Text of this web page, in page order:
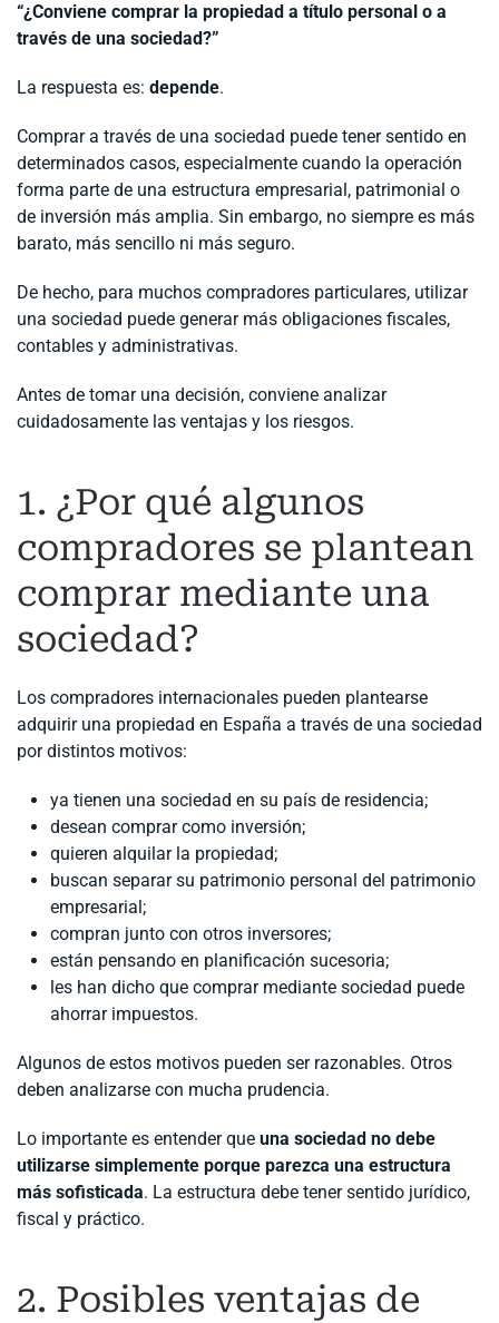
“¿Conviene comprar la propiedad a título personal o a
través de una sociedad?”
La respuesta es: depende.
Comprar a través de una sociedad puede tener sentido en
determinados casos, especialmente cuando la operación
forma parte de una estructura empresarial, patrimonial o
de inversión más amplia. Sin embargo, no siempre es más
barato, más sencillo ni más seguro.
De hecho, para muchos compradores particulares, utilizar
una sociedad puede generar más obligaciones fiscales,
contables y administrativas.
Antes de tomar una decisión, conviene analizar
cuidadosamente las ventajas y los riesgos.
1. ¿Por qué algunos
compradores se plantean
comprar mediante una
sociedad?
Los compradores internacionales pueden plantearse
adquirir una propiedad en España a través de una sociedad
por distintos motivos:
ya tienen una sociedad en su país de residencia;
desean comprar como inversión;
quieren alquilar la propiedad;
buscan separar su patrimonio personal del patrimonio
empresarial;
compran junto con otros inversores;
están pensando en planificación sucesoria;
les han dicho que comprar mediante sociedad puede
ahorrar impuestos.
Algunos de estos motivos pueden ser razonables. Otros
deben analizarse con mucha prudencia.
Lo importante es entender que una sociedad no debe
utilizarse simplemente porque parezca una estructura
más sofisticada. La estructura debe tener sentido jurídico,
fiscal y práctico.
2. Posibles ventajas de